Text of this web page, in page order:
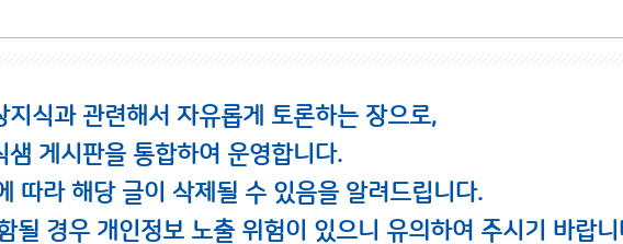
식과 관련해서 자유롭게 토론하는 장으로,
샘 게시판을 통합하여 운영합니다.
따라 해당 글이 삭제될 수 있음을 알려드립니다.
될 경우 개인정보 노출 위험이 있으니 유의하여 주시기 바랍니